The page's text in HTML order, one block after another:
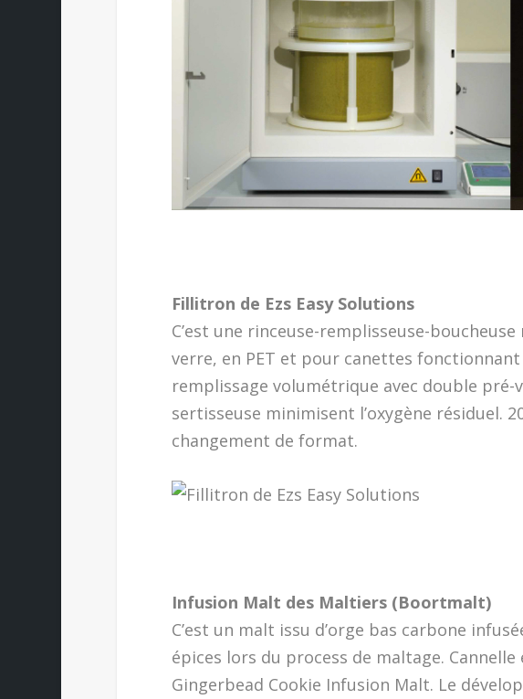
Fillitron de Ezs Easy Solutions
C’est une rinceuse-remplisseuse-
verre, en PET et pour canettes fonctionnant
remplissage volumétrique avec double
sertisseuse minimisent l’oxygène résiduel.
changement de format.
Infusion Malt des Maltiers (Boortmalt)
C’est un malt issu d’orge bas carbone
épices lors du process de maltage.
Gingerbead Cookie Infusion Malt. Le